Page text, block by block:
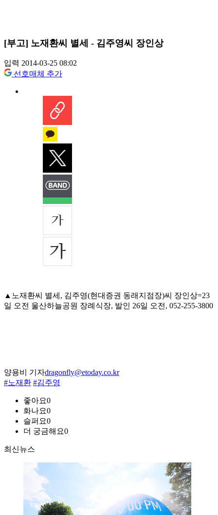
[부고] 노재환씨 별세 - 김주영씨 장인상
입력 2014-03-25 08:02
선호매체 추가
▲노재환씨 별세, 김주영(현대증권 동래지점장)씨 장인상=23
일 오전 울산하늘공원 장례식장, 발인 26일 오전, 052-255-3800
양용비 기자dragonfly@etoday.co.kr
#노재환 #김주영
좋아요0
화나요0
슬퍼요0
더 궁금해요0
최신뉴스